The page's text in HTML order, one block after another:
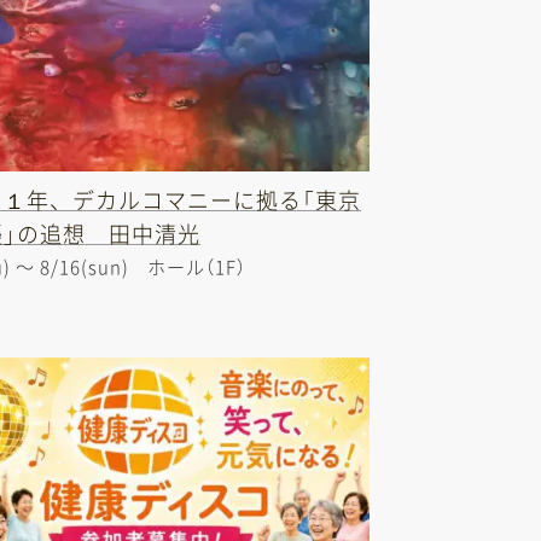
年、デカルコマニーに拠る「東京
の追想 田中清光
〜 8/16(sun) ホール（1F）